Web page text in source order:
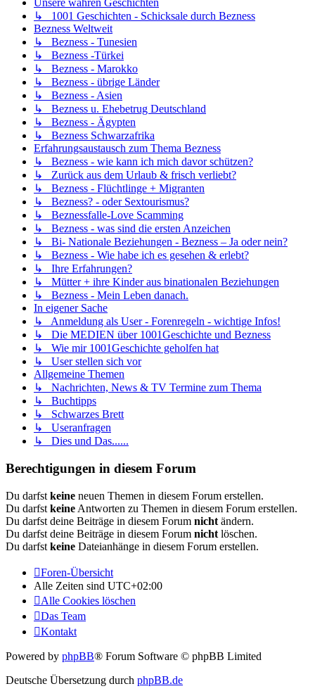
Unsere wahren Geschichten
↳ 1001 Geschichten - Schicksale durch Bezness
Bezness Weltweit
↳ Bezness - Tunesien
↳ Bezness -Türkei
↳ Bezness - Marokko
↳ Bezness - übrige Länder
↳ Bezness - Asien
↳ Bezness u. Ehebetrug Deutschland
↳ Bezness - Ägypten
↳ Bezness Schwarzafrika
Erfahrungsaustausch zum Thema Bezness
↳ Bezness - wie kann ich mich davor schützen?
↳ Zurück aus dem Urlaub & frisch verliebt?
↳ Bezness - Flüchtlinge + Migranten
↳ Bezness? - oder Sextourismus?
↳ Beznessfalle-Love Scamming
↳ Bezness - was sind die ersten Anzeichen
↳ Bi- Nationale Beziehungen - Bezness – Ja oder nein?
↳ Bezness - Wie habe ich es gesehen & erlebt?
↳ Ihre Erfahrungen?
↳ Mütter + ihre Kinder aus binationalen Beziehungen
↳ Bezness - Mein Leben danach.
In eigener Sache
↳ Anmeldung als User - Forenregeln - wichtige Infos!
↳ Die MEDIEN über 1001Geschichte und Bezness
↳ Wie mir 1001Geschichte geholfen hat
↳ User stellen sich vor
Allgemeine Themen
↳ Nachrichten, News & TV Termine zum Thema
↳ Buchtipps
↳ Schwarzes Brett
↳ Useranfragen
↳ Dies und Das......
Berechtigungen in diesem Forum
Du darfst keine neuen Themen in diesem Forum erstellen.
Du darfst keine Antworten zu Themen in diesem Forum erstellen.
Du darfst deine Beiträge in diesem Forum nicht ändern.
Du darfst deine Beiträge in diesem Forum nicht löschen.
Du darfst keine Dateianhänge in diesem Forum erstellen.
Foren-Übersicht
Alle Zeiten sind UTC+02:00
Alle Cookies löschen
Das Team
Kontakt
Powered by phpBB® Forum Software © phpBB Limited
Deutsche Übersetzung durch phpBB.de